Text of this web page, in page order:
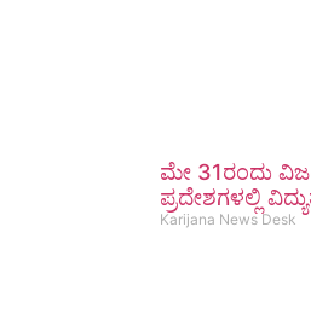
ಮೇ 31ರಂದು
ಪ್ರದೇಶಗಳಲ್ಲಿ
Karijana News Desk